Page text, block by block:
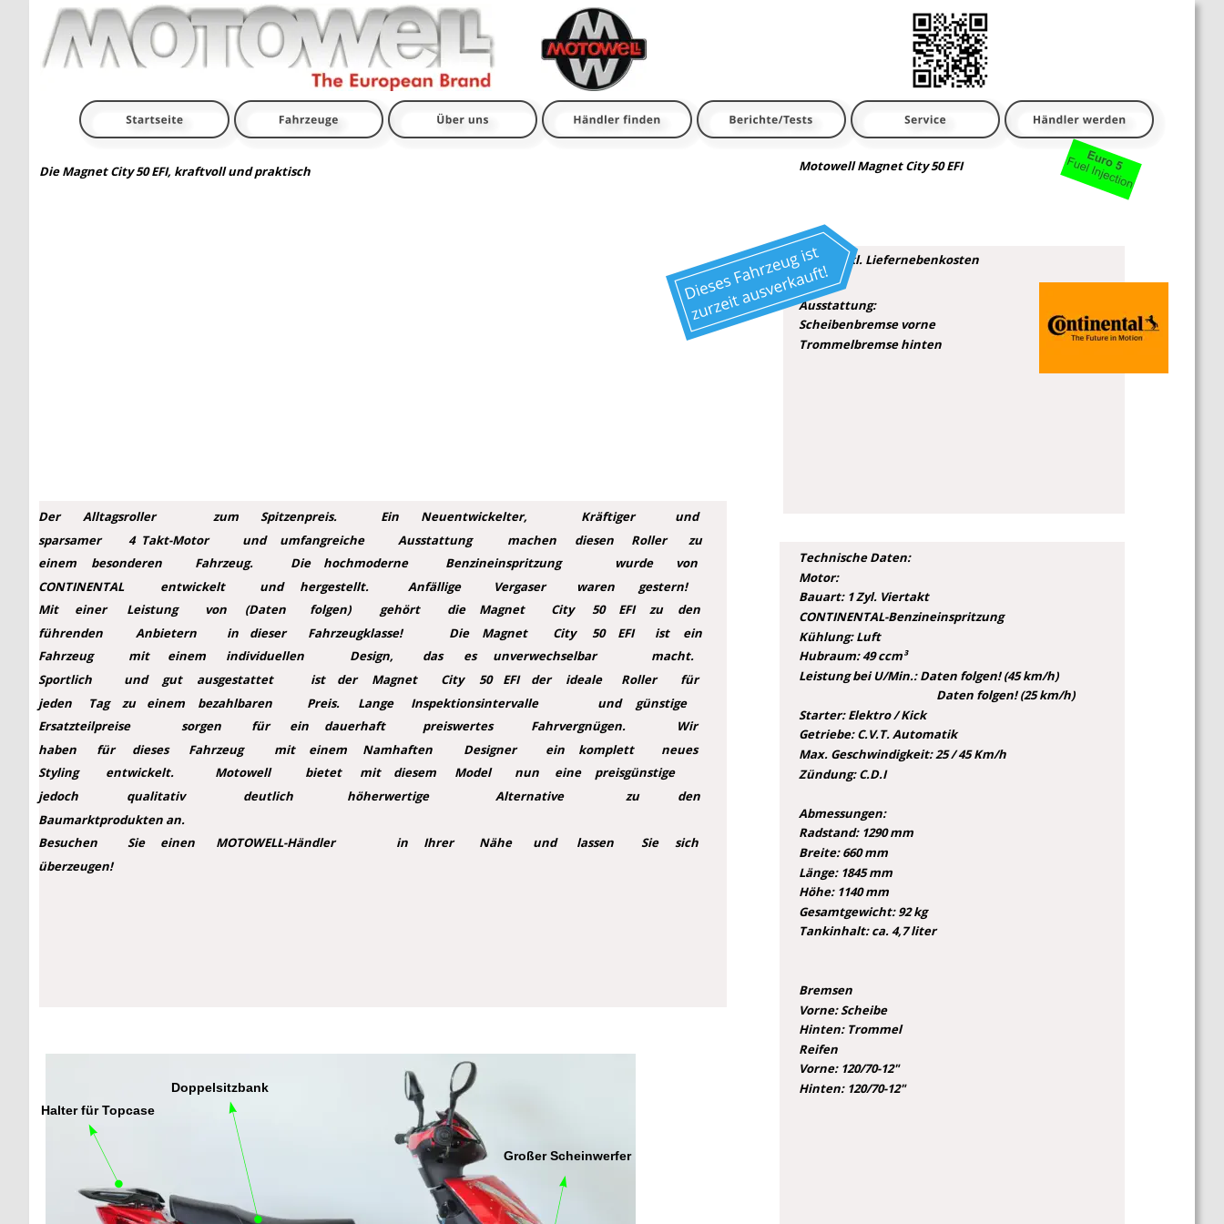
Motowell Magnet City 50 EFI
1799 € inkl. Liefernebenkosten
Ausstattung:
Scheibenbremse vorne
Trommelbremse hinten
Technische Daten:
Motor:
Bauart: 1 Zyl. Viertakt
CONTINENTAL-Benzineinspritzung
Kühlung: Luft
Hubraum: 49 ccm³
Leistung bei U/Min.: Daten folgen! (45 km/h)
Daten folgen! (25 km/h)
Starter: Elektro / Kick
Getriebe: C.V.T. Automatik
Max. Geschwindigkeit: 25 / 45 Km/h
Zündung: C.D.I
Abmessungen:
Radstand: 1290 mm
Breite: 660 mm
Länge: 1845 mm
Höhe: 1140 mm
Gesamtgewicht: 92 kg
Tankinhalt: ca. 4,7 liter
Bremsen
Vorne: Scheibe
Hinten: Trommel
Reifen
Vorne: 120/70-12"
Hinten: 120/70-12"
Der Alltagsroller zum Spitzenpreis. Ein Neuentwickelter, Kräftiger
und
sparsamer
4 Takt-Motor und umfangreiche Ausstattung machen diesen Roller
zu
einem
besonderen Fahrzeug. Die hochmoderne Benzineinspritzung wurde
von
CONTINENTAL
entwickelt und hergestellt. Anfällige Vergaser waren
gestern!
Mit
einer Leistung von (Daten folgen) gehört die Magnet City 50 EFI zu
den
führenden
Anbietern in dieser Fahrzeugklasse! Die Magnet City 50 EFI ist
ein
Fahrzeug
mit einem individuellen Design, das es unverwechselbar
macht.
Sportlich
und gut ausgestattet ist der Magnet City 50 EFI der ideale Roller
für
jeden
Tag zu einem bezahlbaren Preis. Lange Inspektionsintervalle und
günstige
Ersatzteilpreise
sorgen für ein dauerhaft preiswertes Fahrvergnügen.
Wir
haben
für dieses Fahrzeug mit einem Namhaften Designer ein komplett
neues
Styling
entwickelt. Motowell bietet mit diesem Model nun eine
preisgünstige
jedoch
qualitativ deutlich höherwertige Alternative zu
den
Baumarktprodukten an.
Besuchen
Sie einen MOTOWELL-Händler in Ihrer Nähe und lassen Sie
sich
überzeugen!
Die Magnet City 50 EFI, kraftvoll und praktisch
Großer Scheinwerfer
Doppelsitzbank
Halter für Topcase